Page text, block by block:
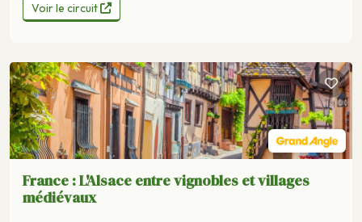
Voir le circuit
France : L'Alsace entre vignobles et villages
médiévaux